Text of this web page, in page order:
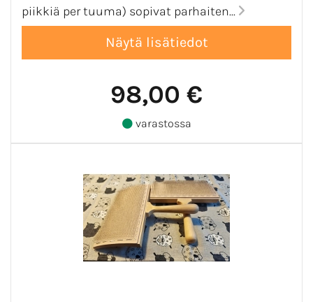
piikkiä per tuuma) sopivat parhaiten...
98,00 €
varastossa